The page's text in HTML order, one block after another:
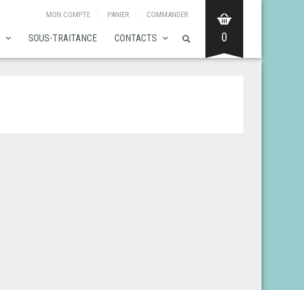
MON COMPTE PANIER COMMANDER
SOUS-TRAITANCE CONTACTS 0